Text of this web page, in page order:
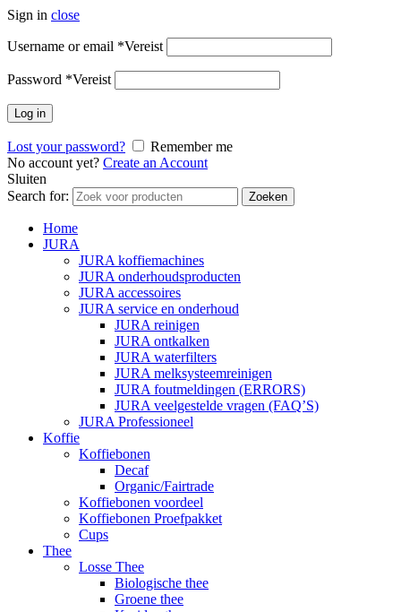
Sign in close
Username or email *Vereist
Password *Vereist
Log in
Lost your password?
Remember me
No account yet? Create an Account
Sluiten
Search for:
Zoeken
Home
JURA
JURA koffiemachines
JURA onderhoudsproducten
JURA accessoires
JURA service en onderhoud
JURA reinigen
JURA ontkalken
JURA waterfilters
JURA melksysteemreinigen
JURA foutmeldingen (ERRORS)
JURA veelgestelde vragen (FAQ’S)
JURA Professioneel
Koffie
Koffiebonen
Decaf
Organic/Fairtrade
Koffiebonen voordeel
Koffiebonen Proefpakket
Cups
Thee
Losse Thee
Biologische thee
Groene thee